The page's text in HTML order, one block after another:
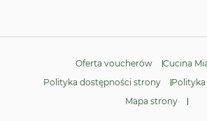
Oferta voucherów
Cucina
Polityka dostępności strony
Mapa strony